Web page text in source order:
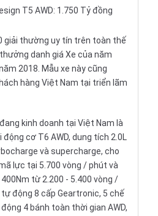
T5 AWD: 1.750 Tỷ đồng
giải thường uy tín trên toàn thế
danh giá Xe của năm
2018. Mẫu xe này cũng
hàng Việt Nam tại triển lãm
kinh doanh tại Việt Nam là
động cơ T6 AWD, dung tích 2.0L
và supercharge, cho
lực tại 5.700 vòng / phút và
từ 2.200 - 5.400 vòng /
động 8 cấp Geartronic, 5 chế
4 bánh toàn thời gian AWD,